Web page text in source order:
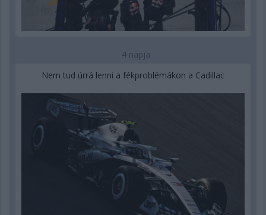
4 napja
Nem tud úrrá lenni a fékproblémákon a Cadillac